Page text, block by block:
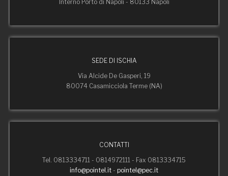
Interno Porto di Napoli - 80133 Napoli
SEDE DI ISCHIA
Via Alcide De Gasperi, 19
80074 Casamicciola Terme (NA)
CONTATTI
Tel. 0813334711 - 0814972111 - Fax 0813334715
info@pointel.it - pointel@pec.it